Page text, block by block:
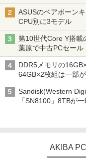
型モニターが9,801
ASUSのベアボーン
CPU別に3モデル
第10世代Core Y搭載
葉原で中古PCセール
DDR5メモリの
64GB×2枚組は一部
Sandisk(Western
「SN8100」8TBが
AKIBA